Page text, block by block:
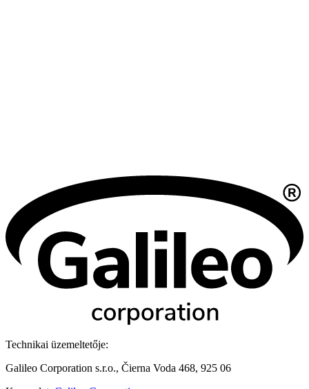
Technikai üzemeltetője:
Galileo Corporation s.r.o., Čierna Voda 468, 925 06